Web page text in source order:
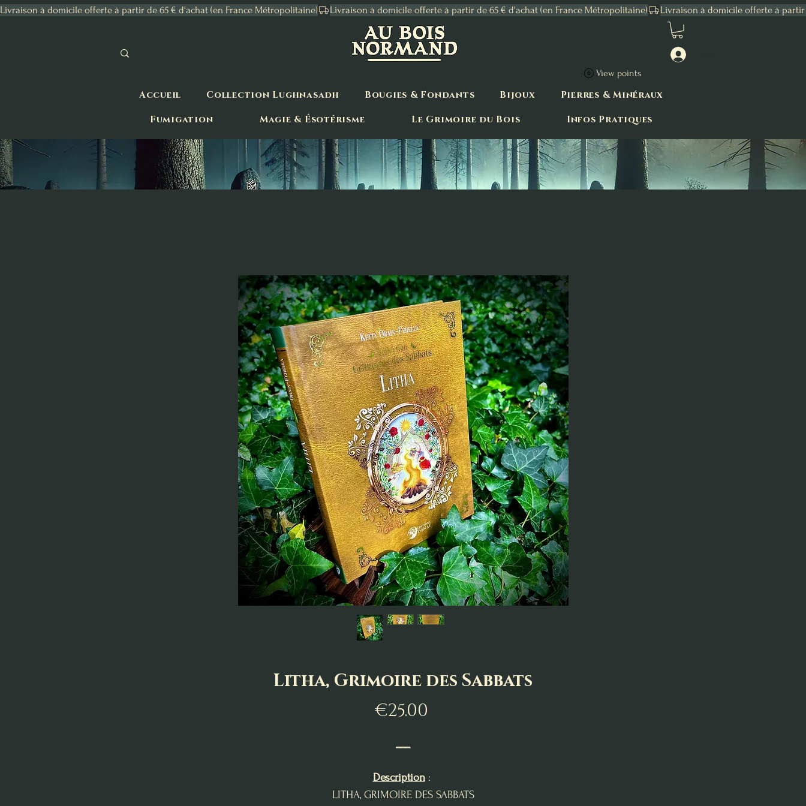
Livraison à domicile offerte à partir de 65 € d'achat (en France Métropolitaine)
Accueil Collection Lughnasadh Bougies & Fondants Bijoux
Pierres & Minéraux
Fumigation
Magie & Ésotérisme Le Grimoire du Bois Infos Pratiques
View points
Litha, Grimoire des Sabbats
€25.00
Description:
LITHA, GRIMOIRE DES SABBATS